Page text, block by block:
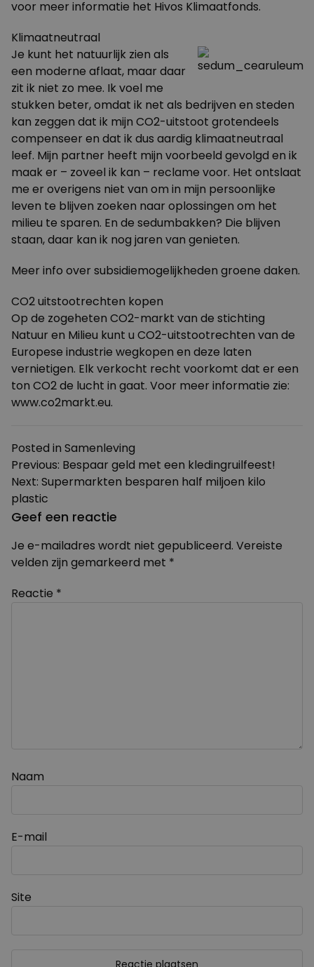
voor meer informatie het Hivos Klimaatfonds.
Klimaatneutraal
Je kunt het natuurlijk zien als
een moderne aflaat, maar daar
zit ik niet zo mee. Ik voel me
stukken beter, omdat ik net als bedrijven en steden
kan zeggen dat ik mijn CO2-uitstoot grotendeels
compenseer en dat ik dus aardig klimaatneutraal
leef. Mijn partner heeft mijn voorbeeld gevolgd en ik
maak er – zoveel ik kan – reclame voor. Het ontslaat
me er overigens niet van om in mijn persoonlijke
leven te blijven zoeken naar oplossingen om het
milieu te sparen. En de sedumbakken? Die blijven
staan, daar kan ik nog jaren van genieten.
Meer info over subsidiemogelijkheden groene daken.
CO2 uitstootrechten kopen
Op de zogeheten CO2-markt van de stichting
Natuur en Milieu kunt u CO2-uitstootrechten van de
Europese industrie wegkopen en deze laten
vernietigen. Elk verkocht recht voorkomt dat er een
ton CO2 de lucht in gaat. Voor meer informatie zie:
www.co2markt.eu.
Posted in Samenleving
Bericht
navigatie
Previous: Bespaar geld met een kledingruilfeest!
Next: Supermarkten besparen half miljoen kilo
plastic
Geef een reactie
Je e-mailadres wordt niet gepubliceerd. Vereiste
velden zijn gemarkeerd met *
Reactie *
Naam
E-mail
Site